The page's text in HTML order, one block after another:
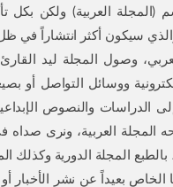
(المجلة العربية) ولكن
والذي سيكون أكثر انتشاراً في
وصول المجلة ليد
ووسائل التواصل أو
الدراسات والنصوص
المجلة العربية، ونرى
بالطبع المجلة الدورية
الخاص بعيداً عن نشر الأخبار